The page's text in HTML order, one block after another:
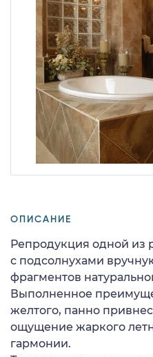
ОПИСАНИЕ
Репродукция одной из
с подсолнухами
фрагментов
Выполненное
желтого, панно
ощущение жаркого
гармонии.